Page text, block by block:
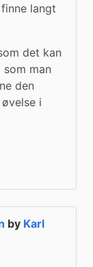
langt
det kan
man
den
i
by Karl